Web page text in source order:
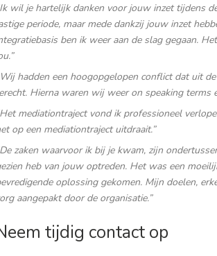
wil je hartelijk danken voor jouw inzet tijdens
periode, maar mede dankzij jouw inzet
ben ik weer aan de slag gegaan.
hadden een hoogopgelopen conflict dat uit
Hierna waren wij weer on speaking terms
mediationtraject vond ik professioneel
op een mediationtraject uitdraait.”
zaken waarvoor ik bij je kwam, zijn
heb van jouw optreden. Het was een
oplossing gekomen. Mijn doelen,
aangepakt door de organisatie.”
tijdig contact op